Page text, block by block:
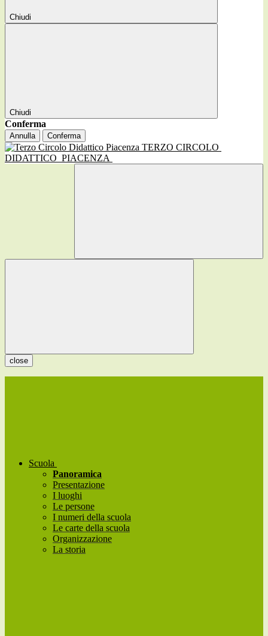
Chiudi
Chiudi
Conferma
Annulla Conferma
TERZO CIRCOLO
DIDATTICO PIACENZA
close
Scuola
Panoramica
Presentazione
I luoghi
Le persone
I numeri della scuola
Le carte della scuola
Organizzazione
La storia